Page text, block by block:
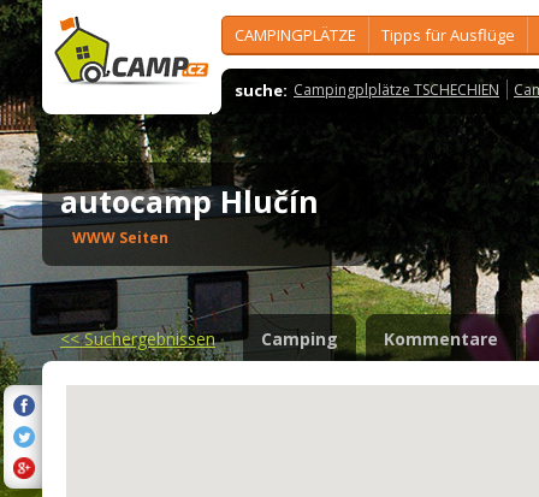
CAMPINGPLÄTZE Tipps für Ausflüge
suche: Campingplplätze TSCHECHIEN
autocamp Hlučín
WWW Seiten
<<Suchergebnissen Camping Kommentare